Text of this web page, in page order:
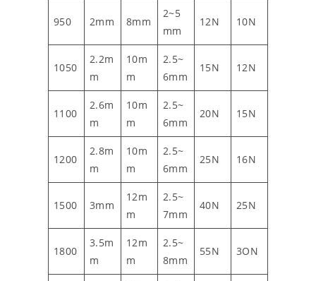
950 2mm 8mm
2~5
mm
12N 10N
1050
2.2m
m
10m
m
2.5~
6mm
15N 12N
1100
2.6m
m
10m
m
2.5~
6mm
20N 15N
1200
2.8m
m
10m
m
2.5~
6mm
25N 16N
1500 3mm
12m
m
2.5~
7mm
40N 25N
1800
3.5m
m
12m
m
2.5~
8mm
55N 3ON